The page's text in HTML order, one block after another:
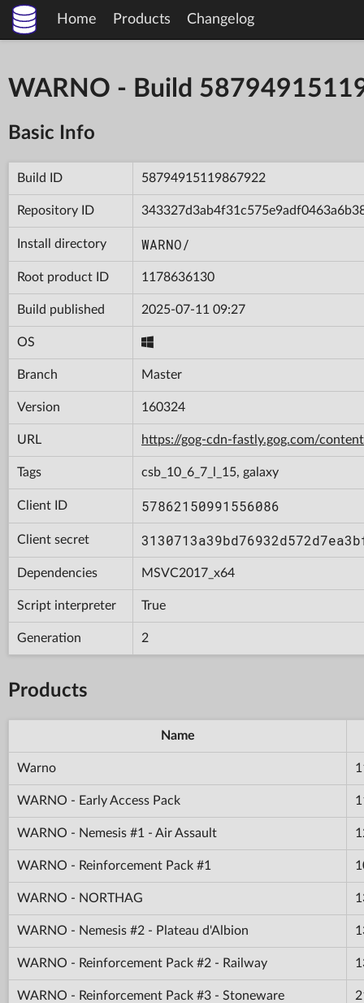
Home Products Changelog
WARNO - Build
Basic Info
Build ID 58794915119867922
Repository ID
Install directory WARNO/
Root product ID 1178636130
Build published 2025-07-11 09:27
OS
Branch Master
Version 160324
URL https://gog-cdn-fastly.gog.com/
Tags csb_10_6_7_l_15, galaxy
Client ID 57862150991556086
Client secret
Dependencies MSVC2017_x64
Script interpreter True
Generation 2
Products
Name
Warno
WARNO - Early Access Pack
WARNO - Nemesis #1 - Air Assault
WARNO - Reinforcement Pack #1
WARNO - NORTHAG
WARNO - Nemesis #2 - Plateau d'Albion
WARNO - Reinforcement Pack #2 - Railway
WARNO - Reinforcement Pack #3 - Stoneware